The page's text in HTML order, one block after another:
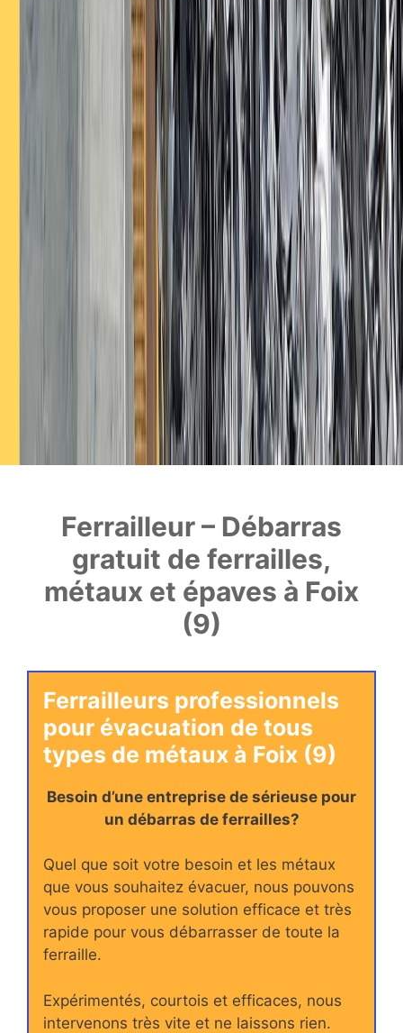
Ferrailleur – Débarras
gratuit de ferrailles,
métaux et épaves à Foix
(9)
Ferrailleurs professionnels
pour évacuation de tous
types de métaux à Foix (9)
Besoin d’une entreprise de sérieuse pour
un débarras de ferrailles?
Quel que soit votre besoin et les métaux
que vous souhaitez évacuer, nous pouvons
vous proposer une solution efficace et très
rapide pour vous débarrasser de toute la
ferraille.
Expérimentés, courtois et efficaces, nous
intervenons très vite et ne laissons rien.